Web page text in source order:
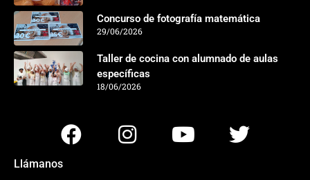
Concurso de fotografía matemática
29/06/2026
Taller de cocina con alumnado de aulas
específicas
18/06/2026
Llámanos